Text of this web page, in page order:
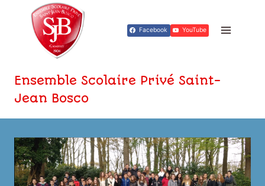
contenu
Facebook YouTube
Ensemble Scolaire Privé Saint-
Jean Bosco